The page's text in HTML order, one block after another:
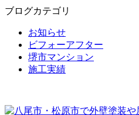
ブログカテゴリ
お知らせ
ビフォーアフター
堺市マンション
施工実績